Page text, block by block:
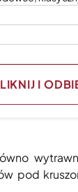
I
pod